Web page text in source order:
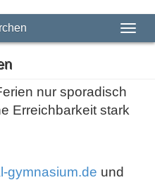
nur sporadisch
Erreichbarkeit stark
gymnasium.de und